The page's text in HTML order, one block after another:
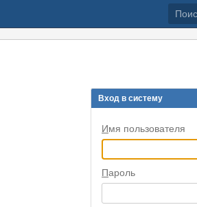
Вход в систему
Имя пользователя
Пароль